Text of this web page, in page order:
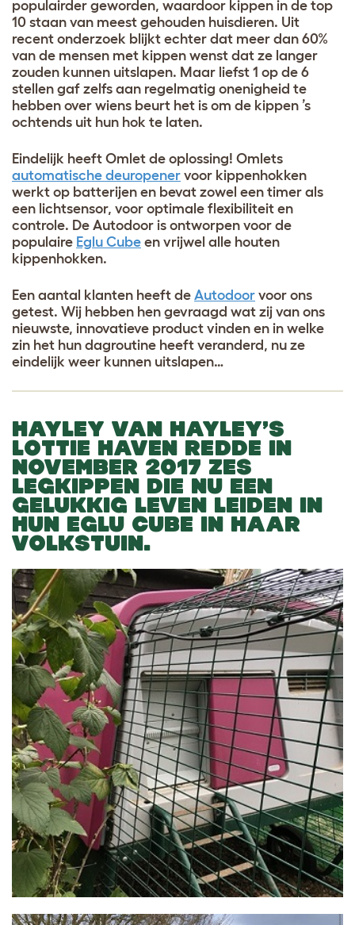
populairder geworden, waardoor kippen in de top
10 staan van meest gehouden huisdieren. Uit
recent onderzoek blijkt echter dat meer dan 60%
van de mensen met kippen wenst dat ze langer
zouden kunnen uitslapen. Maar liefst 1 op de 6
stellen gaf zelfs aan regelmatig onenigheid te
hebben over wiens beurt het is om de kippen ’s
ochtends uit hun hok te laten.
Eindelijk heeft Omlet de oplossing! Omlets
automatische deuropener voor kippenhokken
werkt op batterijen en bevat zowel een timer als
een lichtsensor, voor optimale flexibiliteit en
controle. De Autodoor is ontworpen voor de
populaire Eglu Cube en vrijwel alle houten
kippenhokken.
Een aantal klanten heeft de Autodoor voor ons
getest. Wij hebben hen gevraagd wat zij van ons
nieuwste, innovatieve product vinden en in welke
zin het hun dagroutine heeft veranderd, nu ze
eindelijk weer kunnen uitslapen…
HAYLEY VAN HAYLEY’S
LOTTIE HAVEN REDDE IN
NOVEMBER 2017 ZES
LEGKIPPEN DIE NU EEN
GELUKKIG LEVEN LEIDEN IN
HUN EGLU CUBE IN HAAR
VOLKSTUIN.